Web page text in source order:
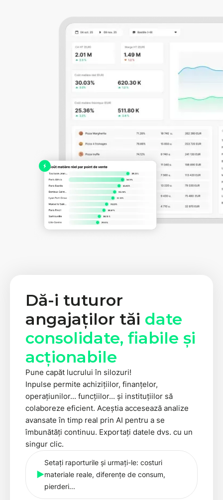
Dă-i tuturor
angajaților tăi date
consolidate, fiabile și
acționabile
Pune capăt lucrului în silozuri!
Inpulse permite achizițiilor, finanțelor,
operațiunilor... funcțiilor... și instituțiilor să
colaboreze eficient. Aceștia accesează analize
avansate în timp real prin AI pentru a se
îmbunătăți continuu. Exportați datele dvs. cu un
singur clic.
Setați raporturile și urmați-le: costuri
materiale reale, diferențe de consum,
pierderi...